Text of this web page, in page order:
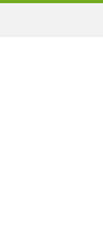
Panneau de